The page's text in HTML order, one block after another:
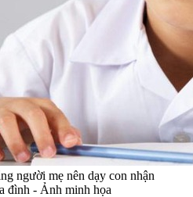
người mẹ nên dạy con nhận
đình - Ảnh minh họa